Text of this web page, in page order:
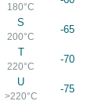
180°C
S
200°C
-65
T
220°C
-70
U
>220°C
-75